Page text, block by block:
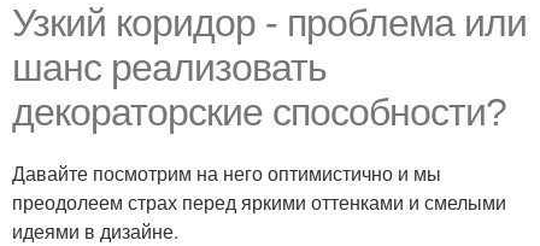
Узкий коридор - проблема или
шанс реализовать
декораторские способности?
Давайте посмотрим на него оптимистично и мы
преодолеем страх перед яркими оттенками и смелыми
идеями в дизайне.